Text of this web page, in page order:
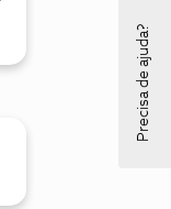
Precisa de ajuda?